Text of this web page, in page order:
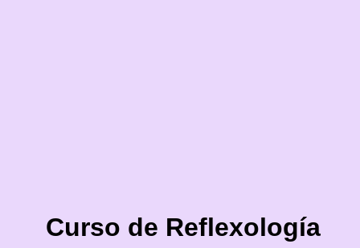
Curso de Reflexología